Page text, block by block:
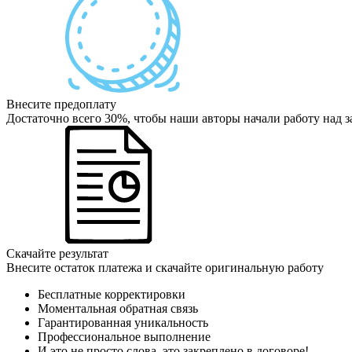
Внесите предоплату
Достаточно всего 30%, чтобы наши авторы начали работу над
Скачайте результат
Внесите остаток платежа и скачайте оригинальную работу
Бесплатные корректировки
Моментальная обратная связь
Гарантированная уникальность
Профессиональное выполнение